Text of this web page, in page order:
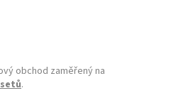
obchod zaměřený na
.